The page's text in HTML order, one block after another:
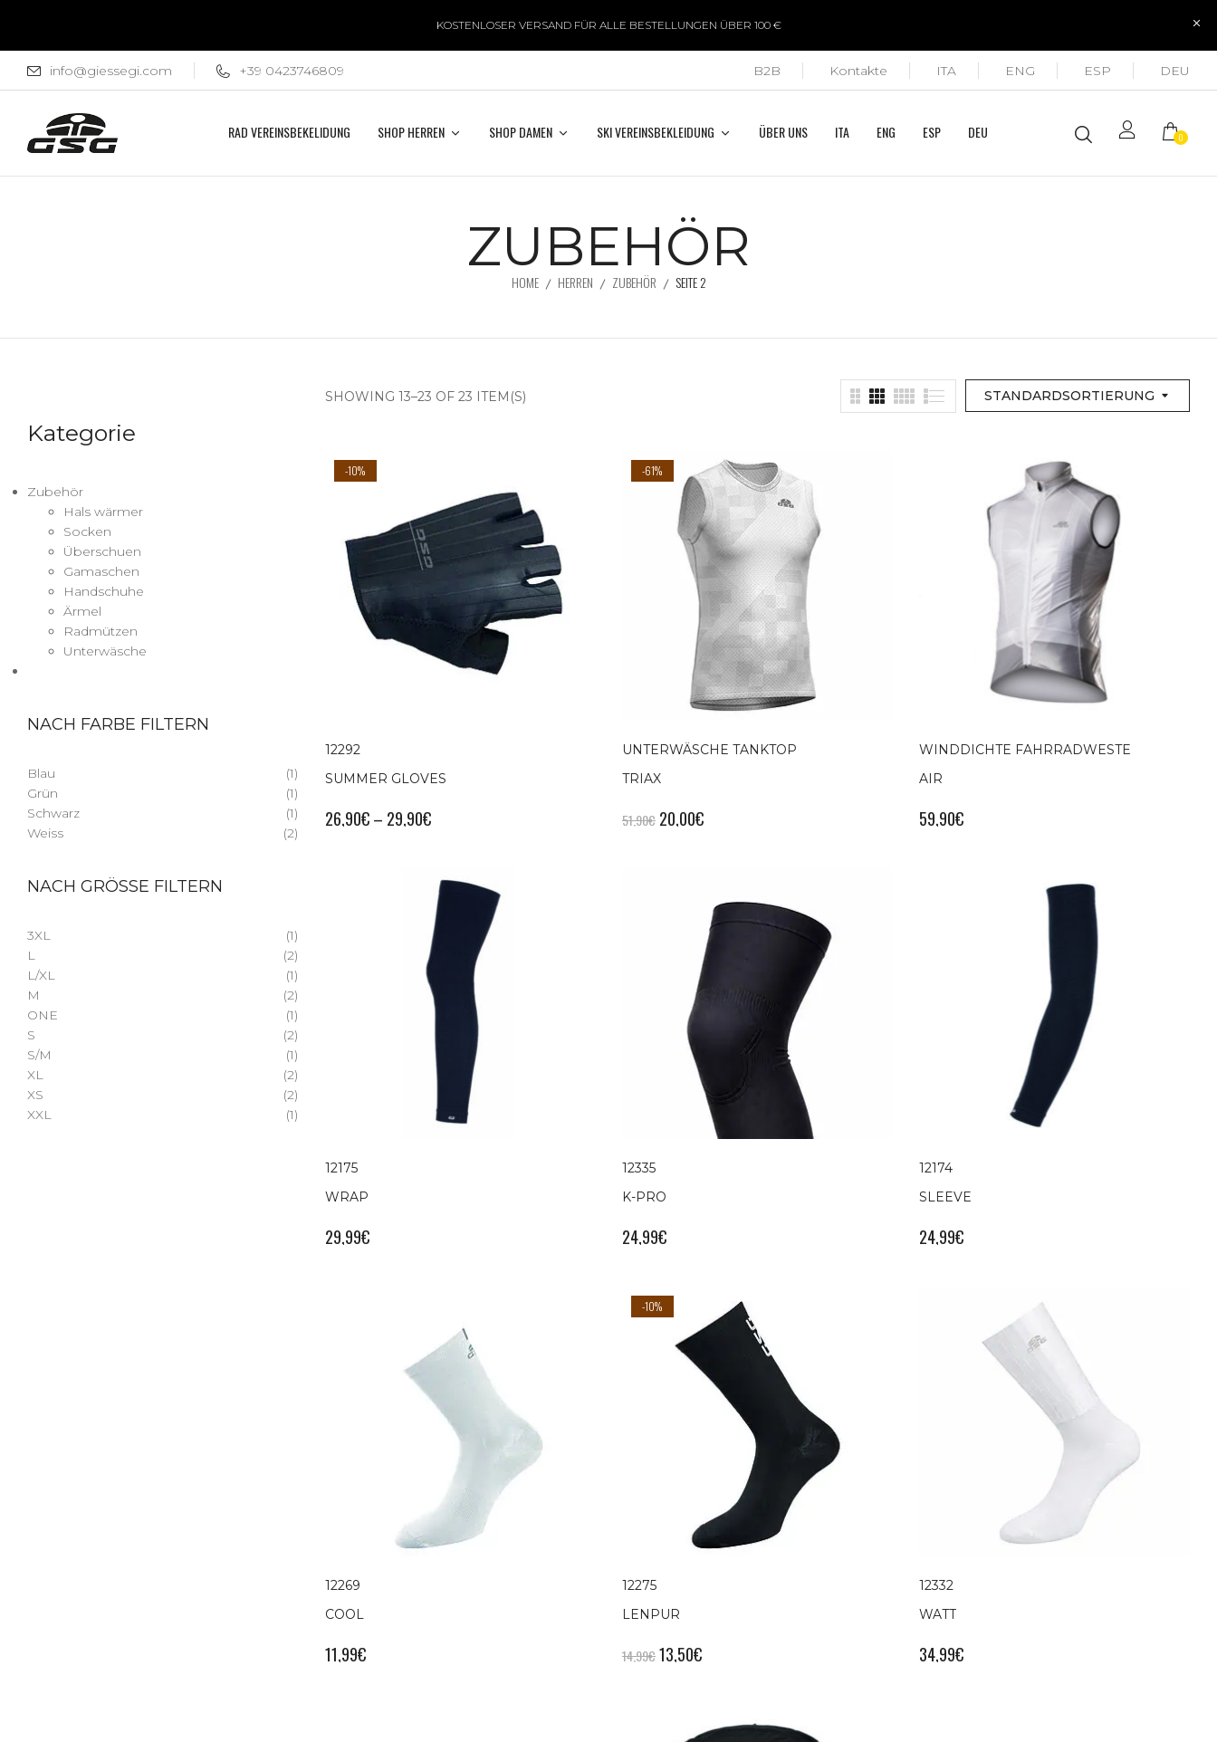
KOSTENLOSER VERSAND FÜR ALLE BESTELLUNGEN ÜBER 100 €
info@giessegi.com +39 0423746809 B2B Kontakte ITA ENG ESP DEU
RAD VEREINSBEKELIDUNG SHOP HERREN SHOP DAMEN SKI VEREINSBEKLEIDUNG ÜBER UNS ITA ENG ESP DEU 0
ZUBEHÖR
HOME HERREN ZUBEHÖR SEITE 2
Kategorie
Zubehör
Hals wärmer
Socken
Überschuen
Gamaschen
Handschuhe
Ärmel
Radmützen
Unterwäsche
NACH FARBE FILTERN
Blau
(1)
Grün
(1)
Schwarz
(1)
Weiss
(2)
NACH GRÖSSE FILTERN
3XL
(1)
L
(2)
L/XL
(1)
M
(2)
ONE
(1)
S
(2)
S/M
(1)
XL
(2)
XS
(2)
XXL
(1)
STANDARDSORTIERUNG
SHOWING 13–23 OF 23 ITEM(S)
-10%
12292
SUMMER GLOVES
26,90€ – 29,90€
-61%
UNTERWÄSCHE TANKTOP
TRIAX
51,90€ 20,00€
WINDDICHTE FAHRRADWESTE
AIR
59,90€
12175
WRAP
29,99€
12335
K-PRO
24,99€
12174
SLEEVE
24,99€
12269
COOL
11,99€
-10%
12275
LENPUR
14,99€13,50€
12332
WATT
34,99€